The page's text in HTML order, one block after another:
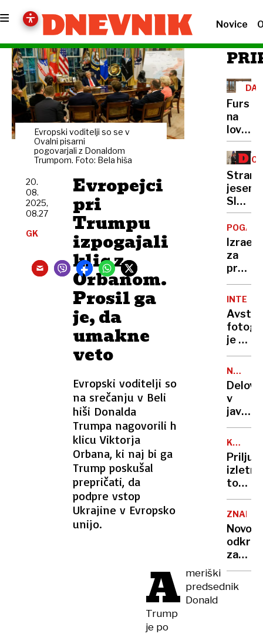
Novice
Evropski voditelji so se v
Ovalni pisarni
pogovarjali z Donaldom
Trumpom. Foto: Bela hiša
Evropejci
pri
Trumpu
izpogajali
klic z
Orbanom.
Prosil ga
je, da
umakne
veto
Evropski voditelji so
na srečanju v Beli
hiši Donalda
Trumpa nagovorili h
klicu Viktorja
Orbana, ki naj bi ga
Trump poskušal
prepričati, da
podpre vstop
Ukrajine v Evropsko
unijo.
20.
08.
2025,
08.27
GK
A meriški
predsednik
Donald
Trump
je po
Furs
na
lovu
za
več
davka
iz
jesen:
Slalom
med
in
udarci
Izrael
za
v
Gazi
vseh
talcev
je v
ganil
na
tisoče
ljudi
v
javnem
pri
zaščiti
živali
pod
KOČA
NA
točka,
kot
zelena
dnevna
soba
nad
Novo
je
veliko